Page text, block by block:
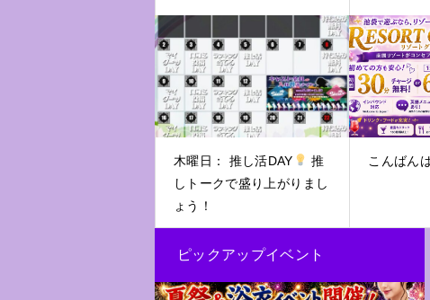
木曜日： 推し活DAY
推
しトークで盛り上がりまし
ょう！
こんばん
ピックアップイベント